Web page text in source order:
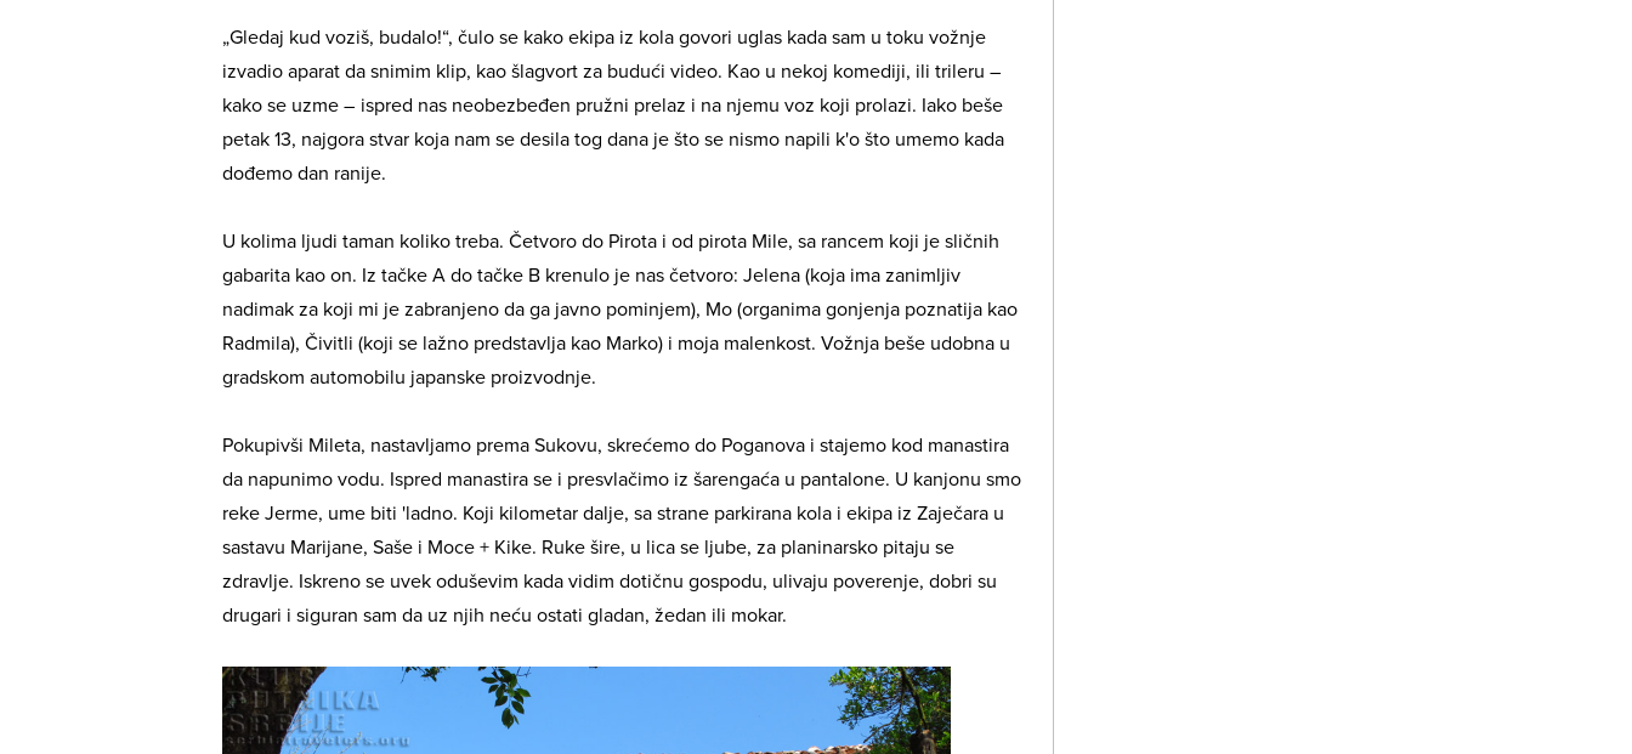
„Gledaj kud voziš, budalo!“, čulo se kako ekipa iz kola govori uglas kada sam u toku vožnje
izvadio aparat da snimim klip, kao šlagvort za budući video. Kao u nekoj komediji, ili trileru –
kako se uzme – ispred nas neobezbeđen pružni prelaz i na njemu voz koji prolazi. Iako beše
petak 13, najgora stvar koja nam se desila tog dana je što se nismo napili k'o što umemo kada
dođemo dan ranije.
U kolima ljudi taman koliko treba. Četvoro do Pirota i od pirota Mile, sa rancem koji je sličnih
gabarita kao on. Iz tačke A do tačke B krenulo je nas četvoro: Jelena (koja ima zanimljiv
nadimak za koji mi je zabranjeno da ga javno pominjem), Mo (organima gonjenja poznatija kao
Radmila), Čivitli (koji se lažno predstavlja kao Marko) i moja malenkost. Vožnja beše udobna u
gradskom automobilu japanske proizvodnje.
Pokupivši Mileta, nastavljamo prema Sukovu, skrećemo do Poganova i stajemo kod manastira
da napunimo vodu. Ispred manastira se i presvlačimo iz šarengaća u pantalone. U kanjonu smo
reke Jerme, ume biti 'ladno. Koji kilometar dalje, sa strane parkirana kola i ekipa iz Zaječara u
sastavu Marijane, Saše i Moce + Kike. Ruke šire, u lica se ljube, za planinarsko pitaju se
zdravlje. Iskreno se uvek oduševim kada vidim dotičnu gospodu, ulivaju poverenje, dobri su
drugari i siguran sam da uz njih neću ostati gladan, žedan ili mokar.